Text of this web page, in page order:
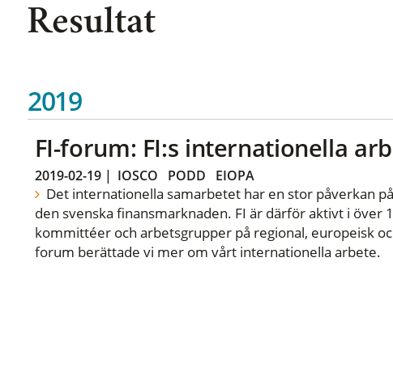
Resultat
2019
FI-forum: FI:s internationella
2019-02-19| IOSCO PODD EIOPA
Det internationella samarbetet har en stor påverkan
den svenska finansmarknaden. FI är därför aktivt i över
kommittéer och arbetsgrupper på regional, europeisk
forum berättade vi mer om vårt internationella arbete.